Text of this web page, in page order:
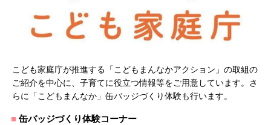
こども家庭庁が推進する「こどもまんなかアクション」の取組の
ご紹介を中心に、子育てに役立つ情報等をご用意しています。さ
らに「こどもまんなか」缶バッジづくり体験も行います。
缶バッジづくり体験コーナー